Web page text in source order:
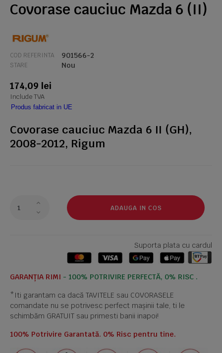
Covorase cauciuc Mazda 6 (II)
COD REFERINTA 901566-2
STARE Nou
174,09 lei
Include TVA
Produs fabricat in UE
Covorase cauciuc Mazda 6 II (GH),
2008-2012, Rigum
ADAUGA IN COS
Suporta plata cu cardul
GARANȚIA RIMI - 100% POTRIVIRE PERFECTĂ, 0% RISC .
*Iti garantam ca dacă TAVITELE sau COVORASELE
comandate nu se potrivesc perfect mașinii tale, ti le
schimbăm GRATUIT sau primesti banii inapoi!
100% Potrivire Garantată. 0% Risc pentru tine.